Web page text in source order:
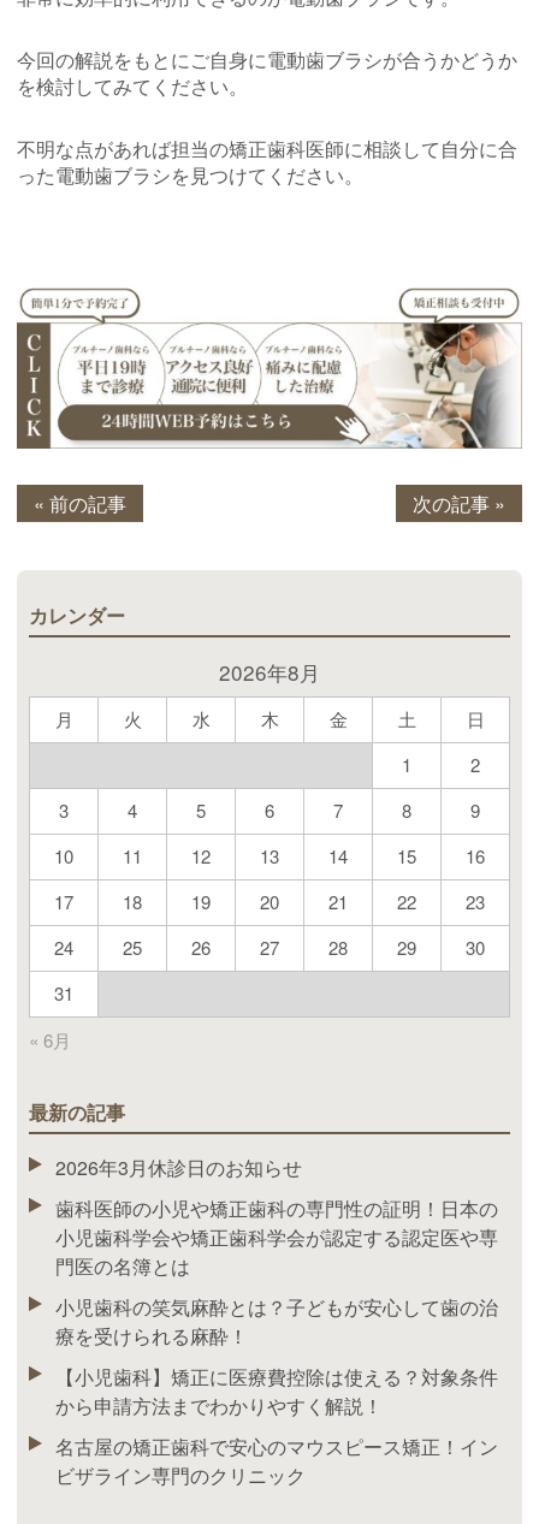
今回の解説をもとにご自身に電動歯ブラシが合うかどうか
を検討してみてください。
不明な点があれば担当の矯正歯科医師に相談して自分に合
った電動歯ブラシを見つけてください。
« 前の記事 次の記事 »
カレンダー
2026年8月
月 火 水 木 金 土 日
« 6月
1
2
3
4 5 6 7 8
9
10
11 12 13 14 15
16
17
18 19 20 21 22
23
24
25 26 27 28 29
30
31
最新の記事
2026年3月休診日のお知らせ
歯科医師の小児や矯正歯科の専門性の証明！日本の
小児歯科学会や矯正歯科学会が認定する認定医や専
門医の名簿とは
小児歯科の笑気麻酔とは？子どもが安心して歯の治
療を受けられる麻酔！
【小児歯科】矯正に医療費控除は使える？対象条件
から申請方法までわかりやすく解説！
名古屋の矯正歯科で安心のマウスピース矯正！イン
ビザライン専門のクリニック